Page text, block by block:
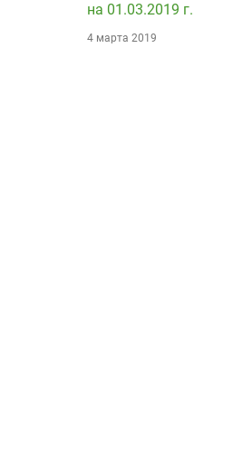
на 01.03.2019 г.
4 марта 2019